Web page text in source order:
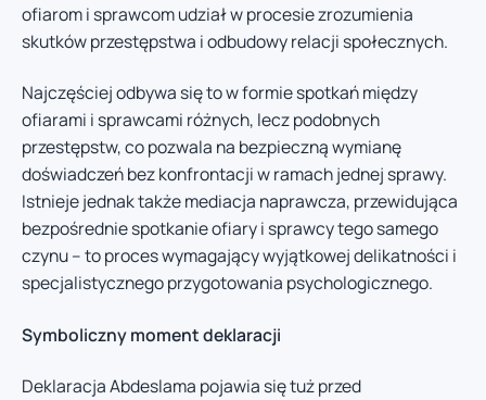
ofiarom i sprawcom udział w procesie zrozumienia
skutków przestępstwa i odbudowy relacji społecznych.
Najczęściej odbywa się to w formie spotkań między
ofiarami i sprawcami różnych, lecz podobnych
przestępstw, co pozwala na bezpieczną wymianę
doświadczeń bez konfrontacji w ramach jednej sprawy.
Istnieje jednak także mediacja naprawcza, przewidująca
bezpośrednie spotkanie ofiary i sprawcy tego samego
czynu – to proces wymagający wyjątkowej delikatności i
specjalistycznego przygotowania psychologicznego.
Symboliczny moment deklaracji
Deklaracja Abdeslama pojawia się tuż przed